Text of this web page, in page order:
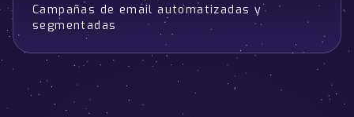
Campañas de email automatizadas y
segmentadas